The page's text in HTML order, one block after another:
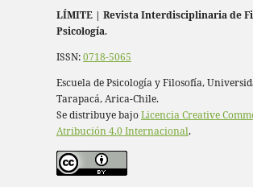
LÍMITE | Revista Interdisciplinaria de
Psicología.
ISSN:0718-5065
Escuela de Psicología y Filosofía,
Tarapacá, Arica-Chile.
Se distribuye bajoLicencia Creative
Atribución 4.0 Internacional.